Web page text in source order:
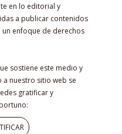
en lo editorial y
a publicar contenidos
enfoque de derechos
sostiene este medio y
a nuestro sitio web se
gratificar y